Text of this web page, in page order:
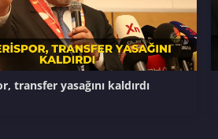
transfer yasağını kaldırdı